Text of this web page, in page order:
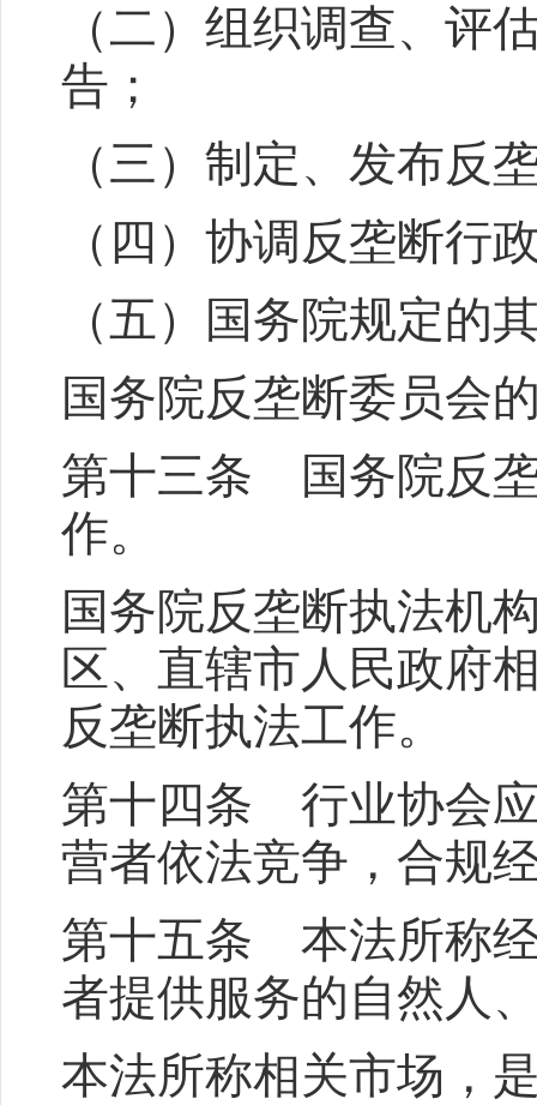
（二）组织调查、评
告；
（三）制定、发布反
（四）协调反垄断行
（五）国务院规定的
国务院反垄断委员会
第十三条 国务院反
作。
国务院反垄断执法机
区、直辖市人民政府
反垄断执法工作。
第十四条 行业协会
营者依法竞争，合规
第十五条 本法所称
者提供服务的自然人
本法所称相关市场，